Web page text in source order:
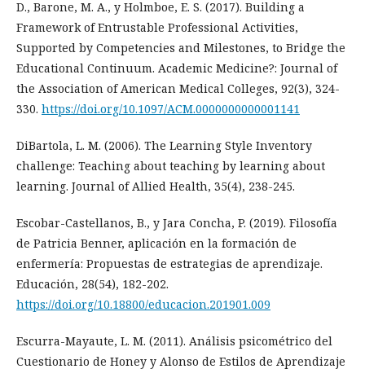
D., Barone, M. A., y Holmboe, E. S. (2017). Building a
Framework of Entrustable Professional Activities,
Supported by Competencies and Milestones, to Bridge the
Educational Continuum. Academic Medicine?: Journal of
the Association of American Medical Colleges, 92(3), 324-
330. https://doi.org/10.1097/ACM.0000000000001141
DiBartola, L. M. (2006). The Learning Style Inventory
challenge: Teaching about teaching by learning about
learning. Journal of Allied Health, 35(4), 238-245.
Escobar-Castellanos, B., y Jara Concha, P. (2019). Filosofía
de Patricia Benner, aplicación en la formación de
enfermería: Propuestas de estrategias de aprendizaje.
Educación, 28(54), 182-202.
https://doi.org/10.18800/educacion.201901.009
Escurra-Mayaute, L. M. (2011). Análisis psicométrico del
Cuestionario de Honey y Alonso de Estilos de Aprendizaje